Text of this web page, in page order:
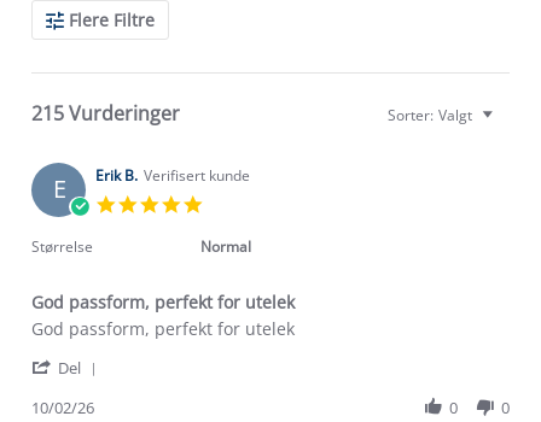
Search
ReviewsFlere Filtre
215 Vurderinger Sorter: Valgt
E Erik B. Verifisert kunde
rating
Størrelse Normal
God passform, perfekt for utelek
Review
Erik
on
review
God
perfekt
God passform, perfekt for utelek
Del
10/02/26 0 0